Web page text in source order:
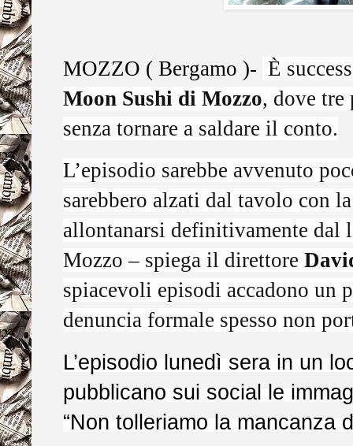
MOZZO ( Bergamo )- È
Moon Sushi di Mozzo, dove tre
senza tornare a saldare il conto.
L’episodio sarebbe avvenuto
sarebbero alzati dal tavolo con
allontanarsi definitivamente dal
Mozzo – spiega il direttore
spiacevoli episodi accadono un
denuncia formale spesso non
L’episodio lunedì sera in un
pubblicano sui social le
“Non tolleriamo la mancanza